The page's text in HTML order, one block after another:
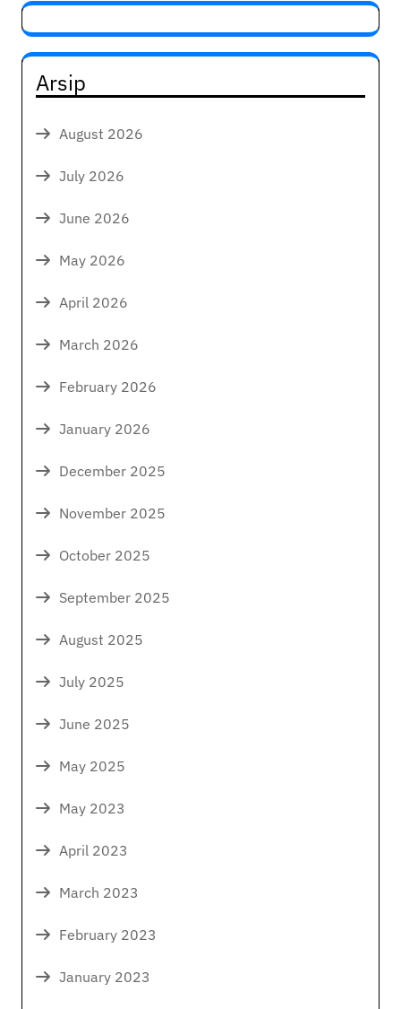
Arsip
August 2026
July 2026
June 2026
May 2026
April 2026
March 2026
February 2026
January 2026
December 2025
November 2025
October 2025
September 2025
August 2025
July 2025
June 2025
May 2025
May 2023
April 2023
March 2023
February 2023
January 2023